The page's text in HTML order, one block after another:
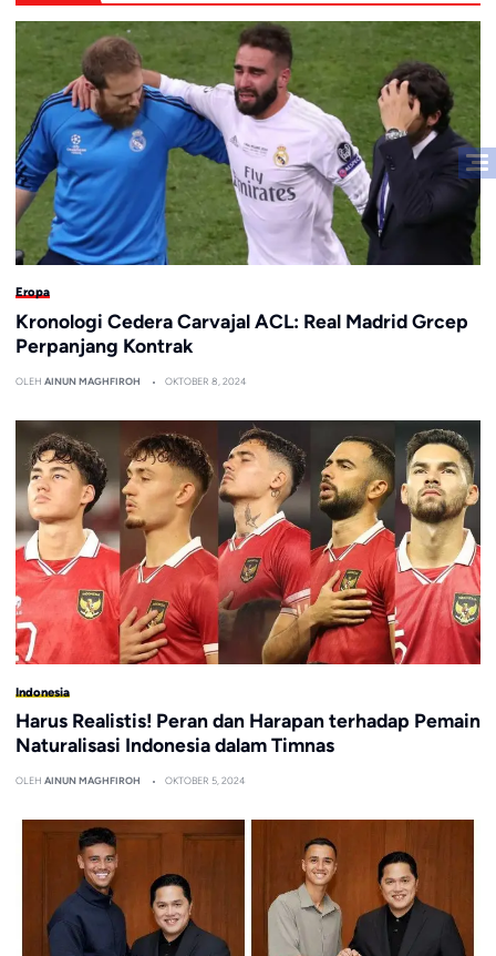
Eropa
Kronologi Cedera Carvajal ACL: Real Madrid Grcep
Perpanjang Kontrak
OLEH AINUN MAGHFIROH OKTOBER 8, 2024
Indonesia
Harus Realistis! Peran dan Harapan terhadap Pemain
Naturalisasi Indonesia dalam Timnas
OLEH AINUN MAGHFIROH OKTOBER 5, 2024